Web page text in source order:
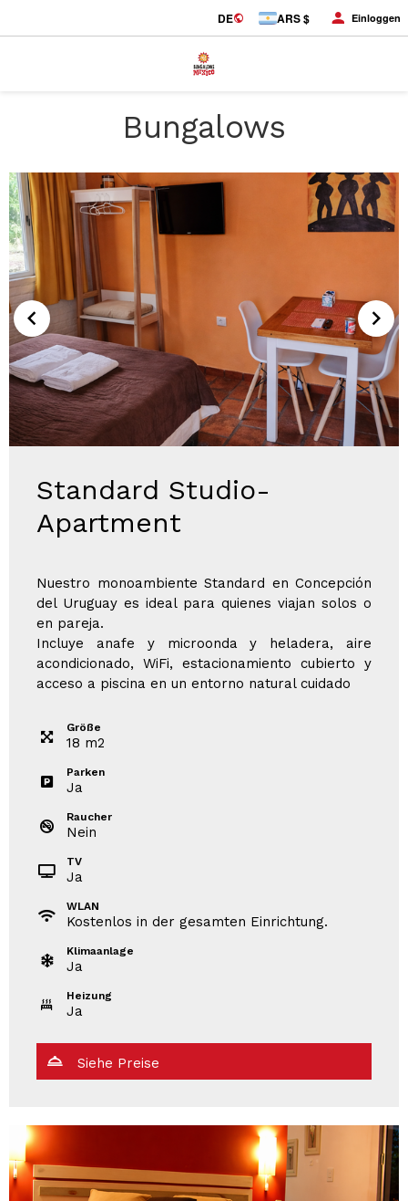
DE ARS $ Einloggen
Bungalows
Standard Studio-
Apartment
Nuestro monoambiente Standard en Concepción
del Uruguay es ideal para quienes viajan solos o
en pareja.
Incluye anafe y microonda y heladera, aire
acondicionado, WiFi, estacionamiento cubierto y
acceso a piscina en un entorno natural cuidado
Größe
18 m2
Parken
Ja
Raucher
Nein
TV
Ja
WLAN
Kostenlos in der gesamten Einrichtung.
Klimaanlage
Ja
Heizung
Ja
Siehe Preise